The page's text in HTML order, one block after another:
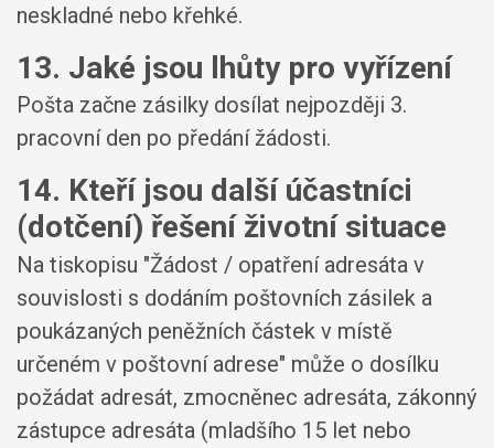
neskladné nebo křehké.
13. Jaké jsou lhůty pro vyřízení
Pošta začne zásilky dosílat nejpozději 3.
pracovní den po předání žádosti.
14. Kteří jsou další účastníci
(dotčení) řešení životní situace
Na tiskopisu "Žádost / opatření adresáta v
souvislosti s dodáním poštovních zásilek a
poukázaných peněžních částek v místě
určeném v poštovní adrese" může o dosílku
požádat adresát, zmocněnec adresáta, zákonný
zástupce adresáta (mladšího 15 let nebo